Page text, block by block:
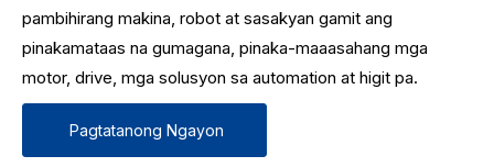
pambihirang makina, robot at sasakyan gamit ang
pinakamataas na gumagana, pinaka-maaasahang mga
motor, drive, mga solusyon sa automation at higit pa.
Pagtatanong Ngayon